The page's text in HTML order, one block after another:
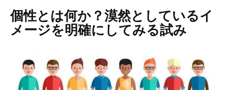
個性とは何か？漠然としているイ
メージを明確にしてみる試み